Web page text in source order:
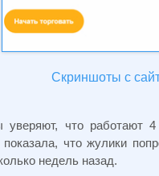
Скриншоты с
уверяют, что работают
показала, что жулики
недель назад.